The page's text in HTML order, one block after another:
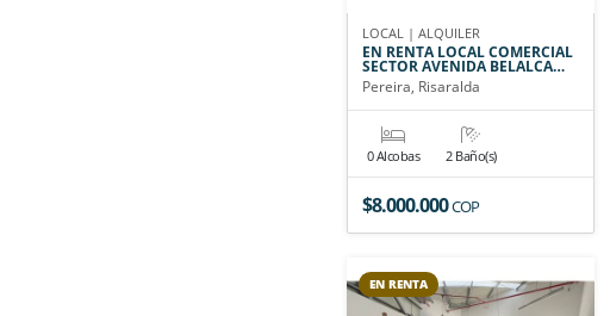
LOCAL | ALQUILER
EN RENTA LOCAL COMERCIAL
SECTOR AVENIDA BELALCA…
Pereira, Risaralda
0 Alcobas 2 Baño(s)
$8.000.000COP
EN RENTA